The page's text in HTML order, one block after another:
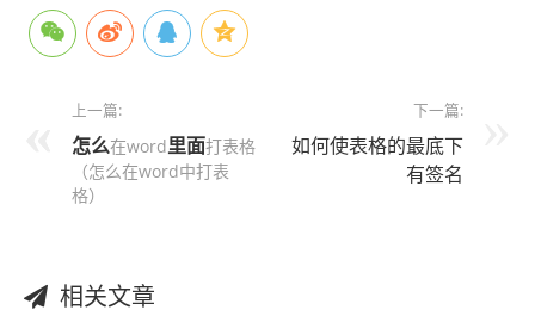
上一篇:
怎么在word里面打表格
（怎么在word中打表
格）
下一篇:
如何使表格的最底下
有签名
相关文章